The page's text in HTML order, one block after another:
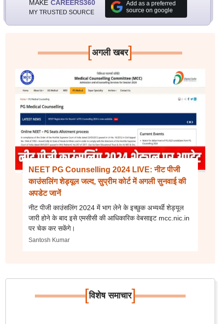
MAKE CAREERS360
MY TRUSTED SOURCE
Add as a preferred
source on google
[अगली खबर]
NEET PG Counselling 2024 LIVE: नीट पीजी
काउंसलिंग शेड्यूल जल्द, सुप्रीम कोर्ट में अगली सुनवाई की
अपडेट जानें
नीट पीजी काउंसलिंग 2024 में भाग लेने के इच्छुक अभ्यर्थी शेड्यूल
जारी होने के बाद इसे एमसीसी की आधिकारिक वेबसाइट mcc.nic.in
पर चेक कर सकेंगे।
Santosh Kumar
[विशेष समाचार]